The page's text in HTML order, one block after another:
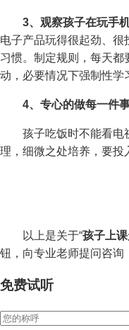
3、观察孩子在玩手
电子产品玩得很起劲、
习惯。制定规则，每天
动，必要情况下强制性学
4、专心的做每一件事
孩子吃饭时不能看电视
理，细微之处培养，要投
以上是关于“孩子上
钮，向专业老师提问咨询
免费试听